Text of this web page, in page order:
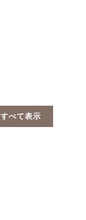
すべて表示